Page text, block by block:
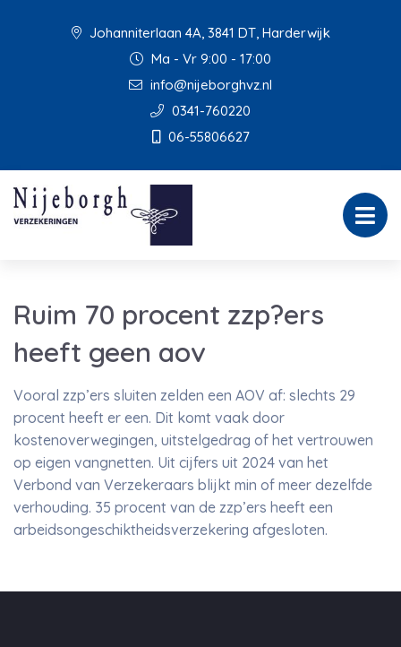
Johanniterlaan 4A, 3841 DT, Harderwijk
Ma - Vr 9:00 - 17:00
info@nijeborghvz.nl
0341-760220
06-55806627
Ruim 70 procent zzp?ers
heeft geen aov
Vooral zzp’ers sluiten zelden een AOV af: slechts 29
procent heeft er een. Dit komt vaak door
kostenoverwegingen, uitstelgedrag of het vertrouwen
op eigen vangnetten. Uit cijfers uit 2024 van het
Verbond van Verzekeraars blijkt min of meer dezelfde
verhouding. 35 procent van de zzp’ers heeft een
arbeidsongeschiktheidsverzekering afgesloten.